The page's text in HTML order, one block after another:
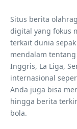
Situs berita
digital yang fokus
terkait dunia
mendalam
Inggris, La Liga,
internasional
Anda juga bisa
hingga berita
bola.